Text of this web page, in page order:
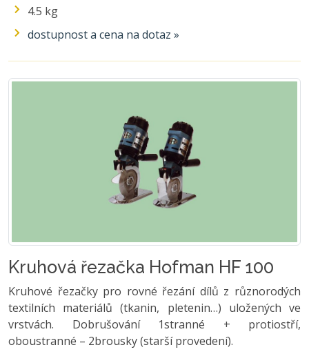
4.5 kg
dostupnost a cena na dotaz »
Kruhová řezačka Hofman HF 100
Kruhové řezačky pro rovné řezání dílů z různorodých
textilních materiálů (tkanin, pletenin…) uložených ve
vrstvách. Dobrušování 1stranné + protiostří,
oboustranné – 2brousky (starší provedení).